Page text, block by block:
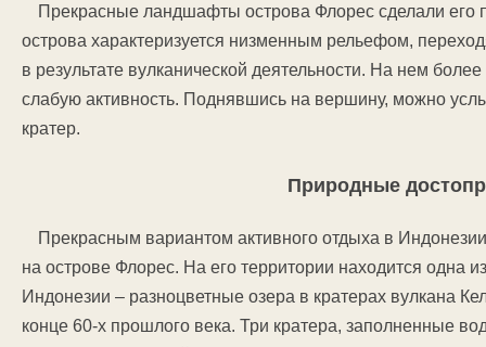
Прекрасные ландшафты острова Флорес сделали
острова характеризуется низменным рельефом,
в результате вулканической деятельности. На нем
слабую активность. Поднявшись на вершину, можно
кратер.
Природные
Прекрасным вариантом активного отдыха в
на острове Флорес. На его территории находится одна
Индонезии – разноцветные озера в кратерах вулкана
конце 60-х прошлого века. Три кратера, заполненные